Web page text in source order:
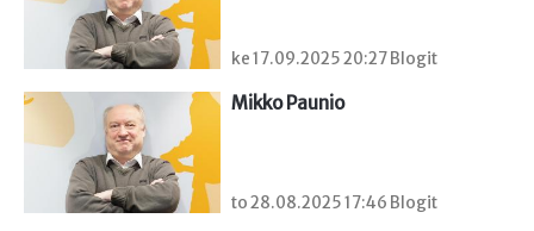
ke 17.09.2025 20:27 Blogit
Mikko Paunio
to 28.08.2025 17:46 Blogit